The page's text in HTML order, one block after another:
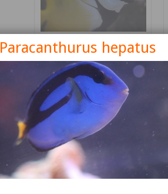
Siganus vulpinus
Détails
Paracanthurus hepatus